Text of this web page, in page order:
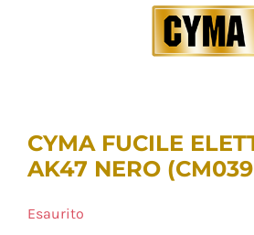
CYMA FUCILE
AK47 NERO
Esaurito